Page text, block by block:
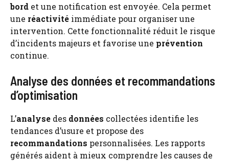
bord et une notification est envoyée. Cela permet
une réactivité immédiate pour organiser une
intervention. Cette fonctionnalité réduit le risque
d’incidents majeurs et favorise une prévention
continue.
Analyse des données et recommandations
d’optimisation
L’analyse des données collectées identifie les
tendances d’usure et propose des
recommandations personnalisées. Les rapports
générés aident à mieux comprendre les causes de